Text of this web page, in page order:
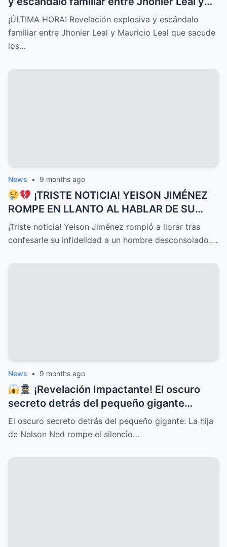
Mauricio Leal que sacude los cimientos de
su historia personal, secretos ocultos y
conflictos desgarradores que nadie
¡ÚLTIMA HORA! Revelación explosiva y escándalo
familiar entre Jhonier Leal y Mauricio Leal que sacude
los…
News • 9 months ago
¡TRISTE NOTICIA! YEISON JIMÉNEZ
ROMPE EN LLANTO AL HABLAR DE SU
DELICADO ESTADO DE SALUD HOY, UNA
CONFESIÓN QUE HA CONMOVIDO A
¡Triste noticia! Yeison Jiménez rompió a llorar tras
confesarle su infidelidad a un hombre desconsolado.…
News • 9 months ago
¡Revelación Impactante! El oscuro
secreto detrás del pequeño gigante
Nelson Ned sale a la luz cuando su hija
rompe el silencio y deja al mundo en shock
El oscuro secreto detrás del pequeño gigante: La hija
de Nelson Ned rompe el silencio…